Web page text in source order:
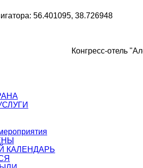
56.401095, 38.726948
Конгресс-отель
КАЛЕНДАРЬ